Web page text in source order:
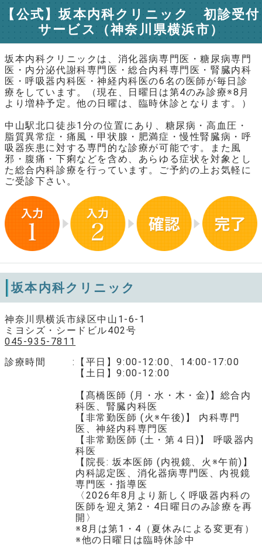
【公式】坂本内科クリニック 初診受付
サービス（神奈川県横浜市）
坂本内科クリニックは、消化器病専門医・糖尿病専門
医・内分泌代謝科専門医・総合内科専門医・腎臓内科
医・呼吸器内科医・神経内科医の6名の医師が毎日診
療をしています。（現在、日曜日は第4のみ診療※8月
より増枠予定。他の日曜は、臨時休診となります。）
中山駅北口徒歩1分の位置にあり、糖尿病・高血圧・
脂質異常症・痛風・甲状腺・肥満症・慢性腎臓病・呼
吸器疾患に対する専門的な診療が可能です。また風
邪・腹痛・下痢などを含め、あらゆる症状を対象とし
た総合内科診療を行っています。ご予約の上お気軽に
ご受診下さい。
坂本内科クリニック
神奈川県横浜市緑区中山1-6-1
ミヨシズ・シードビル402号
045-935-7811
診療時間
【平日】9:00-12:00、14:00-17:00
【土日】9:00-12:00
【髙橋医師 (月・水・木・金)】総合内
科医、腎臓内科医
【非常勤医師 (火※午後)】 内科専門
医、神経内科専門医
【非常勤医師 (土・第４日)】 呼吸器内
科医
【院長: 坂本医師 (内視鏡、火※午前)】
内科認定医、消化器病専門医、内視鏡
専門医・指導医
〈2026年8月より新しく呼吸器内科の
医師を迎え第2・4日曜日のみ診療を再
開〉
※8月は第1・4（夏休みによる変更有）
※他の日曜日は臨時休診中